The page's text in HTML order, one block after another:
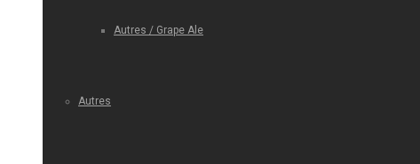
Autres / Grape Ale
Autres